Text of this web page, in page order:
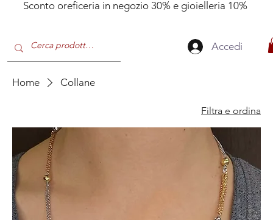
Sconto oreficeria in negozio 30% e gioielleria 10%
Accedi
Home Collane
Filtra e ordina